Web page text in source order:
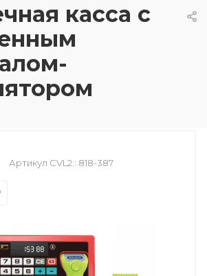
касса с
Артикул CVL2:: 818-387